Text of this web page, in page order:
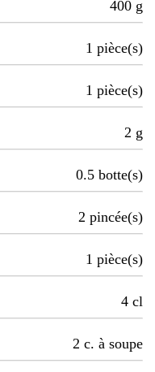
400 g
1 pièce(s)
1 pièce(s)
2 g
0.5 botte(s)
2 pincée(s)
1 pièce(s)
4 cl
2 c. à soupe